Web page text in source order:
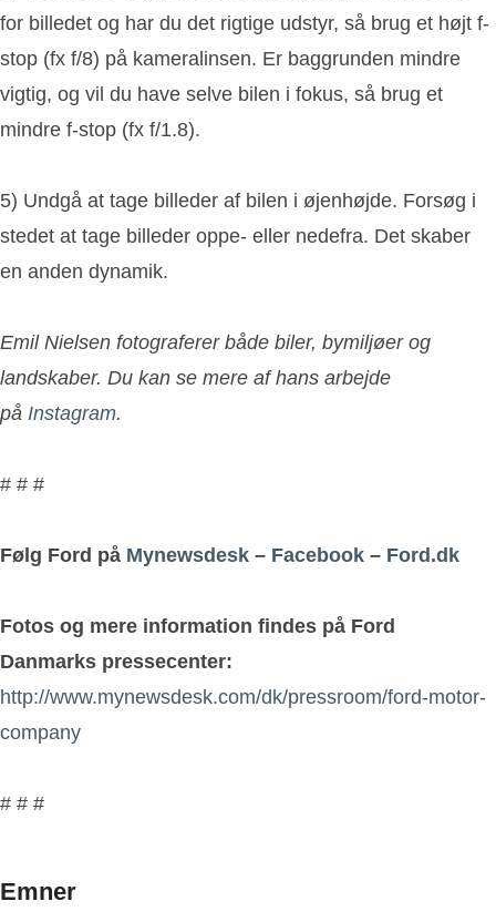
for billedet og har du det rigtige udstyr, så brug et højt f-
stop (fx f/8) på kameralinsen. Er baggrunden mindre
vigtig, og vil du have selve bilen i fokus, så brug et
mindre f-stop (fx f/1.8).
5) Undgå at tage billeder af bilen i øjenhøjde. Forsøg i
stedet at tage billeder oppe- eller nedefra. Det skaber
en anden dynamik.
Emil Nielsen fotograferer både biler, bymiljøer og
landskaber. Du kan se mere af hans arbejde
på Instagram.
# # #
Følg Ford på Mynewsdesk – Facebook – Ford.dk
Fotos og mere information findes på Ford
Danmarks pressecenter:
http://www.mynewsdesk.com/dk/pressroom/ford-motor-
company
# # #
Emner